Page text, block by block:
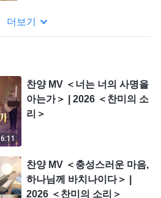
더보기
6:11
찬양 MV ＜너는 너의 사명을
아는가＞ | 2026 ＜찬미의 소
리＞
찬양 MV ＜충성스러운 마음,
하나님께 바치나이다＞ |
2026 ＜찬미의 소리＞